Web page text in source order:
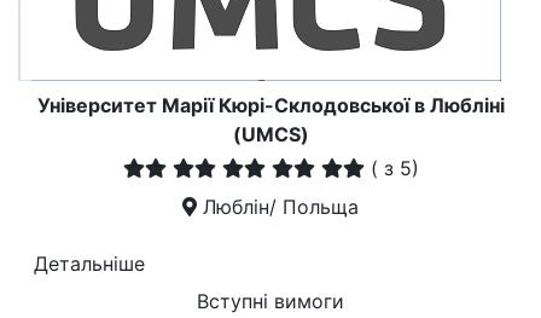
Університет Марії Кюрі-Склодовської в Любліні
(UMCS)
( з 5)
Люблін/ Польща
Детальніше
Вступні вимоги